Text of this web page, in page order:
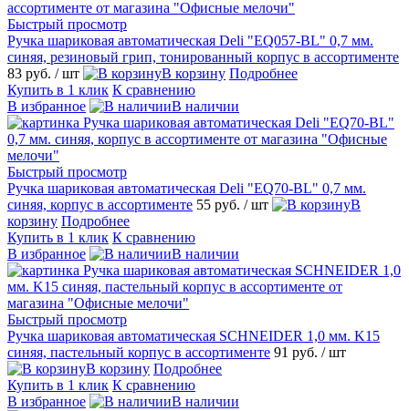
Быстрый просмотр
Ручка шариковая автоматическая Deli "EQ057-BL" 0,7 мм.
синяя, резиновый грип, тонированный корпус в ассортименте
83 руб. / шт В корзину Подробнее
Купить в 1 клик К сравнению
В избранное
В наличии
Быстрый просмотр
Ручка шариковая автоматическая Deli "EQ70-BL" 0,7 мм.
синяя, корпус в ассортименте 55 руб. / шт
В
корзину Подробнее
Купить в 1 клик К сравнению
В избранное
В наличии
Быстрый просмотр
Ручка шариковая автоматическая SCHNEIDER 1,0 мм. K15
синяя, пастельный корпус в ассортименте 91 руб. / шт
В корзину Подробнее
Купить в 1 клик К сравнению
В избранное
В наличии